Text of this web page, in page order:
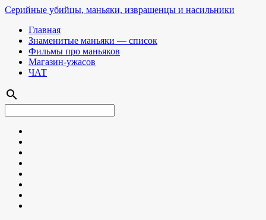
Серийные убийцы, маньяки, извращенцы и насильники
Главная
Знаменитые маньяки — список
Фильмы про маньяков
Магазин-ужасов
ЧАТ
search